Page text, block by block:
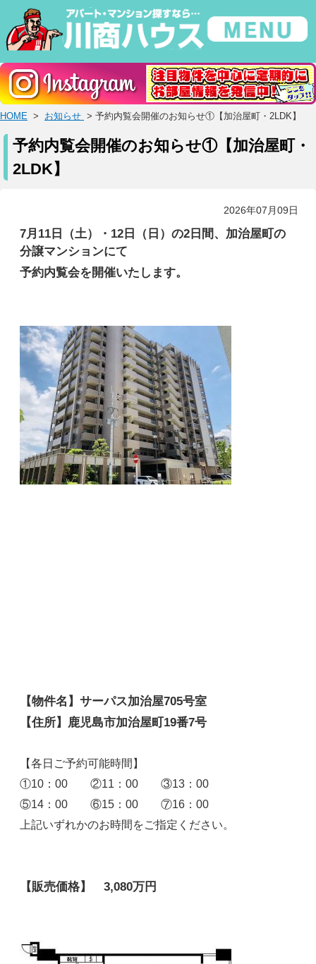
HOME > お知らせ > 予約内覧会開催のお知らせ①【加治屋町・2LDK】
予約内覧会開催のお知らせ①【加治屋町・
2LDK】
2026年07月09日
7月11日（土）・12日（日）の2日間、加治屋町の
分譲マンションにて
予約内覧会を開催いたします。
【物件名】サーパス加治屋705号室
【住所】鹿児島市加治屋町19番7号
【各日ご予約可能時間】
①10：00 ②11：00 ③13：00
⑤14：00 ⑥15：00 ⑦16：00
上記いずれかのお時間をご指定ください。
【販売価格】 3,080万円